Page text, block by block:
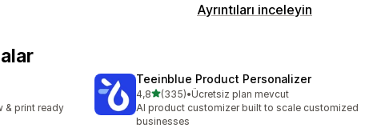
Ayrıntıları inceleyin
& print ready
Teeinblue Product Personalizer
4,85 yıldız üzerinden
(335)
toplam 335 değerlendirme
•Ücretsiz plan mevcut
AI product customizer built to scale customized
businesses